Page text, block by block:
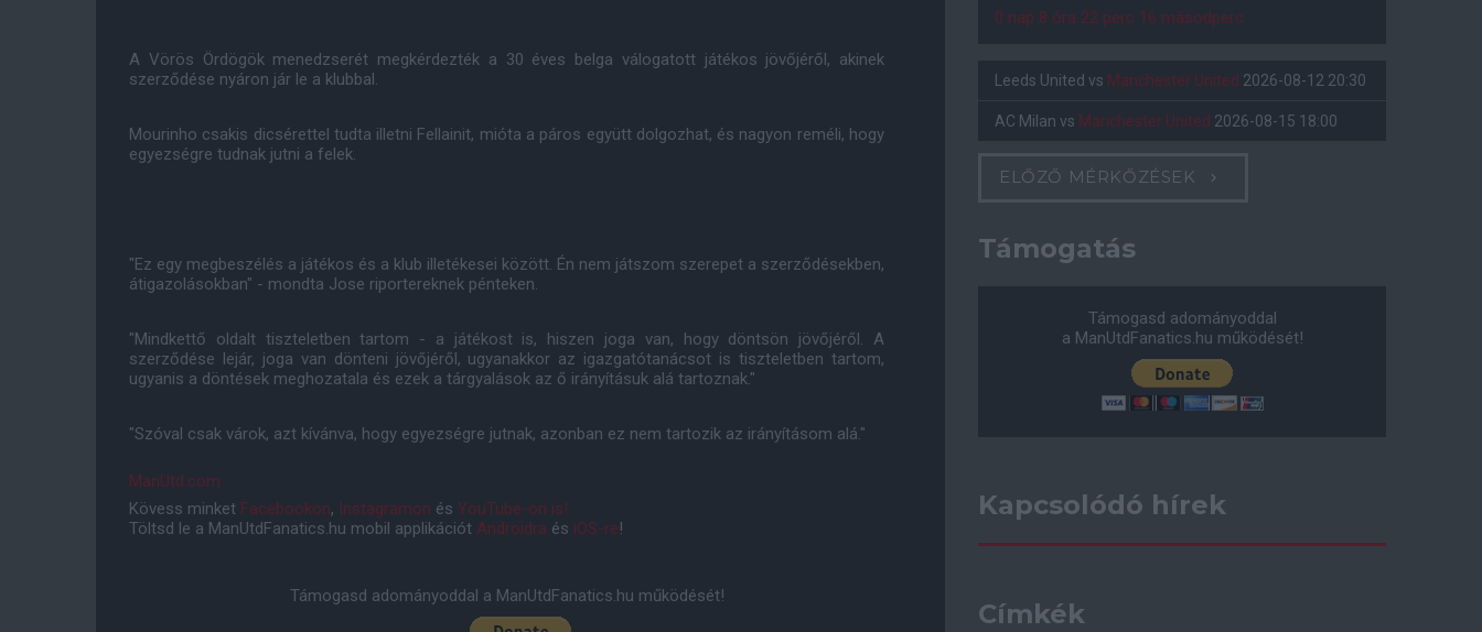
A Vörös Ördögök menedzserét megkérdezték a 30 éves belga válogatott játékos jövőjéről, akinek
szerződése nyáron jár le a klubbal.
Mourinho csakis dicsérettel tudta illetni Fellainit, mióta a páros együtt dolgozhat, és nagyon reméli, hogy
egyezségre tudnak jutni a felek.
"Ez egy megbeszélés a játékos és a klub illetékesei között. Én nem játszom szerepet a szerződésekben,
átigazolásokban" - mondta Jose riportereknek pénteken.
"Mindkettő oldalt tiszteletben tartom - a játékost is, hiszen joga van, hogy döntsön jövőjéről. A
szerződése lejár, joga van dönteni jövőjéről, ugyanakkor az igazgatótanácsot is tiszteletben tartom,
ugyanis a döntések meghozatala és ezek a tárgyalások az ő irányításuk alá tartoznak."
"Szóval csak várok, azt kívánva, hogy egyezségre jutnak, azonban ez nem tartozik az irányításom alá."
ManUtd.com
Kövess minket Facebookon, Instagramon és YouTube-on is!
Töltsd le a ManUtdFanatics.hu mobil applikációt Androidra és iOS-re!
Támogasd adományoddal a ManUtdFanatics.hu működését!
0 nap 8 óra 22 perc 15 másodperc
Leeds United vs Manchester United 2026-08-12 20:30
AC Milan vs Manchester United 2026-08-15 18:00
ELŐZŐ MÉRKŐZÉSEK
Támogatás
Támogasd adományoddal
a ManUtdFanatics.hu működését!
Kapcsolódó hírek
Címkék